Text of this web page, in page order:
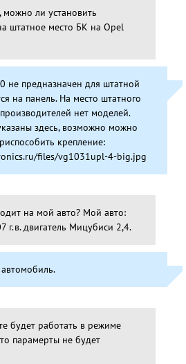
можно ли установить
штатное место БК на Opel
не предназначен для штатной
на панель. На место штатного
нет моделей.
здесь, возможно можно
крепление:
files/vg1031upl-4-big.jpg
на мой авто? Мой авто:
г.в. двигатель Мицубиси 2,4.
будет работать в режиме
парамерты не будет